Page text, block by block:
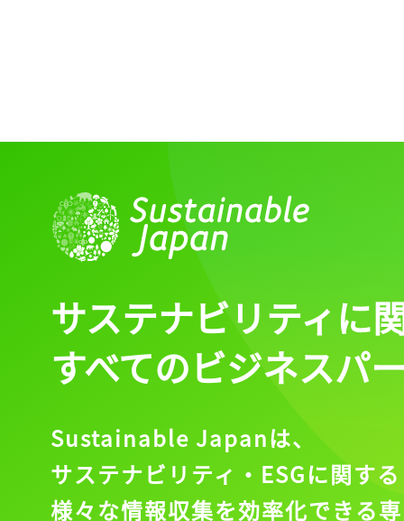
サステナビリティに
すべてのビジネスパ
Sustainable Japanは、
サステナビリティ・ESGに関する
様々な情報収集を効率化できる